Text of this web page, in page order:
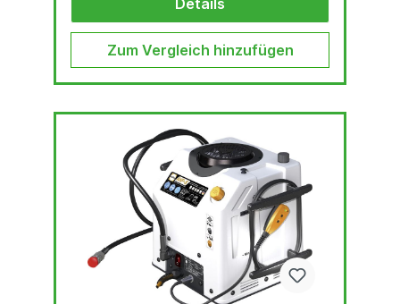
Zum Vergleich hinzufügen